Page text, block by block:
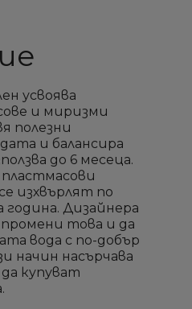
усвоява
и миризми
полезни
и балансира
до 6 месеца.
изхвърлят по
година. Дизайнера
промени това и да
вода с по-добър
начин насърчава
купуват